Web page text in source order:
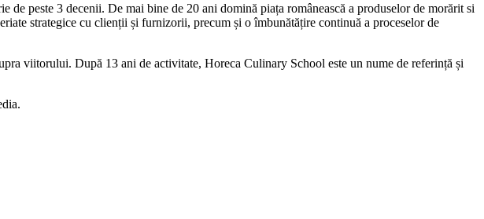
peste 3 decenii. De mai bine de 20 ani domină piața românească a produselor de morărit si
strategice cu clienții și furnizorii, precum și o îmbunătățire continuă a proceselor de
viitorului. După 13 ani de activitate, Horeca Culinary School este un nume de referință și